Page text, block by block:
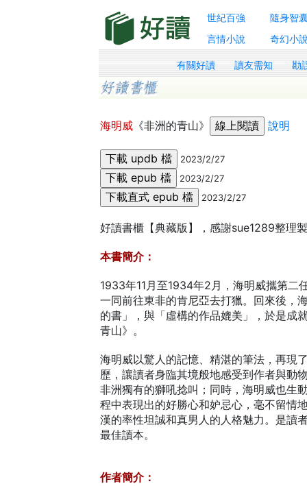
世紀百強 隨身智
言情小說
奇幻小說
有關好讀 讀友需知 勘
海明威 《非洲的青山》 說明
2023/2/27
2023/2/27
2023/2/27
好讀書櫃【典藏版】，感謝sue1289整理
本書簡介：
1933年11月至1934年2月，海明威攜第二
一同前往東非的肯尼亞去打獵。回來後，
的書」，與「虛構的作品媲美」，於是成
青山》。
海明威以驚人的記憶、精湛的筆法，再現
歷，讓讀者身臨其境般地感受到作者與動
非洲獨有的獅吼捻叫；同時，海明威也生
程中表現出的好勝心和妒忌心，毫不留情
漢的率性坦誠和真男人的人格魅力。是讀
最佳讀本。
作者簡介：